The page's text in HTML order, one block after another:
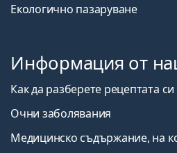
Екологично пазаруване
Информация от
Как да разберете рецептата
Очни заболявания
Медицинско съдържание, на